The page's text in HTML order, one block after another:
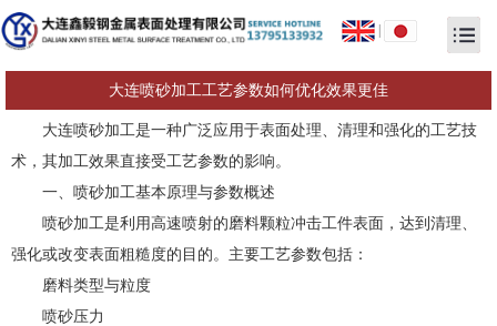
大连喷砂加工工艺参数如何优化效果更佳
大连喷砂加工是一种广泛应用于表面处理、清理和强化的工艺技
术，其加工效果直接受工艺参数的影响。
一、喷砂加工基本原理与参数概述
喷砂加工是利用高速喷射的磨料颗粒冲击工件表面，达到清理、
强化或改变表面粗糙度的目的。主要工艺参数包括：
磨料类型与粒度
喷砂压力